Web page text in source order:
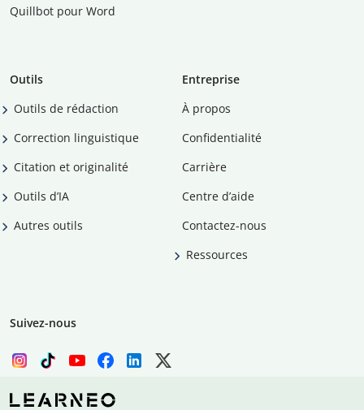
Quillbot pour Word
Outils
Outils de rédaction
Correction linguistique
Citation et originalité
Outils d’IA
Autres outils
Entreprise
À propos
Confidentialité
Carrière
Centre d’aide
Contactez-nous
Ressources
Suivez-nous